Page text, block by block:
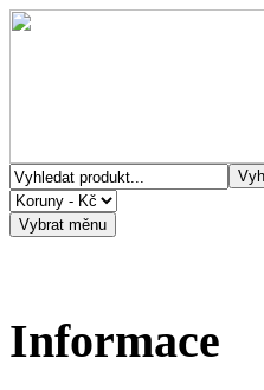
Informace